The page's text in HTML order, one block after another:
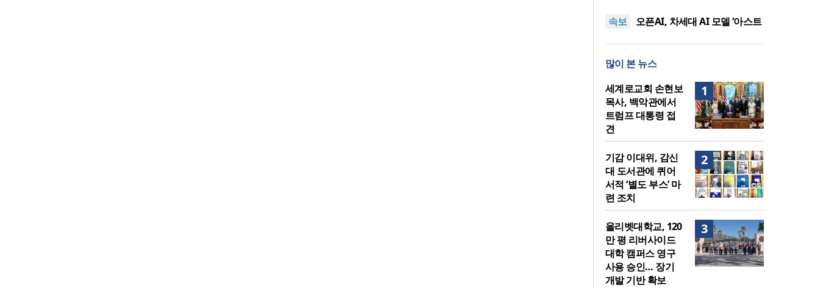
속보
명… 전년 동기 대비 34.4% 감
오픈AI, 차세대 AI 모델 ‘아스트
찰 수사 11개월째
관측에 재차 반대… “미래세대
위한 국가적 자산”
기감 이대위, 감신대 도서관에
퀴어서적 ‘별도 부스’ 마련 조치
2026년 상반기 탈북민 입국 63
명… 전년 동기 대비 34.4% 감
소
많이 본 뉴스
1
세계로교회 손현보
목사, 백악관에서
트럼프 대통령 접
견
2
기감 이대위, 감신
대 도서관에 퀴어
서적 ‘별도 부스’ 마
련 조치
3
올리벳대학교, 120
만 평 리버사이드
대학 캠퍼스 영구
사용 승인… 장기
개발 기반 확보